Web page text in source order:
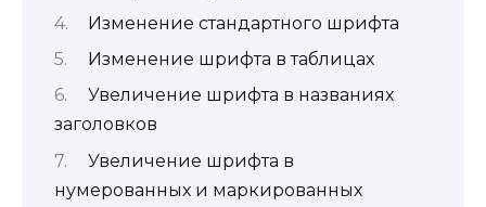
Изменение стандартного шрифта
Изменение шрифта в таблицах
Увеличение шрифта в названиях
заголовков
Увеличение шрифта в
нумерованных и маркированных